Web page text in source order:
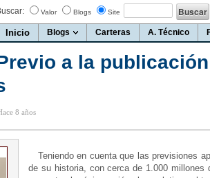
Valor Blogs Site
Inicio Blogs Carteras A. Técnico
a la
8 años
Teniendo en cuenta que las previsiones
de su historia, con cerca de 1.000 millones